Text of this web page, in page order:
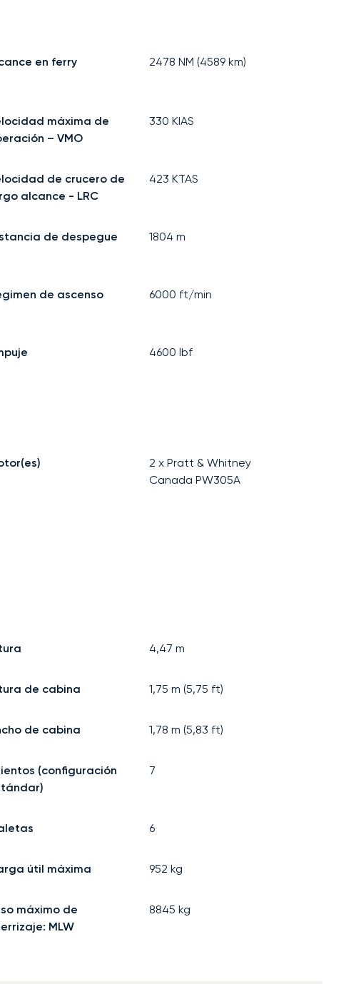
en ferry 2478 NM (4589 km)
máxima de
– VMO
330 KIAS
de crucero de
alcance - LRC
423 KTAS
de despegue 1804 m
de ascenso 6000 ft/min
4600 lbf
2 x Pratt & Whitney
Canada PW305A
4,47 m
de cabina 1,75 m (5,75 ft)
de cabina 1,78 m (5,83 ft)
(configuración
7
6
útil máxima 952 kg
máximo de
MLW
8845 kg